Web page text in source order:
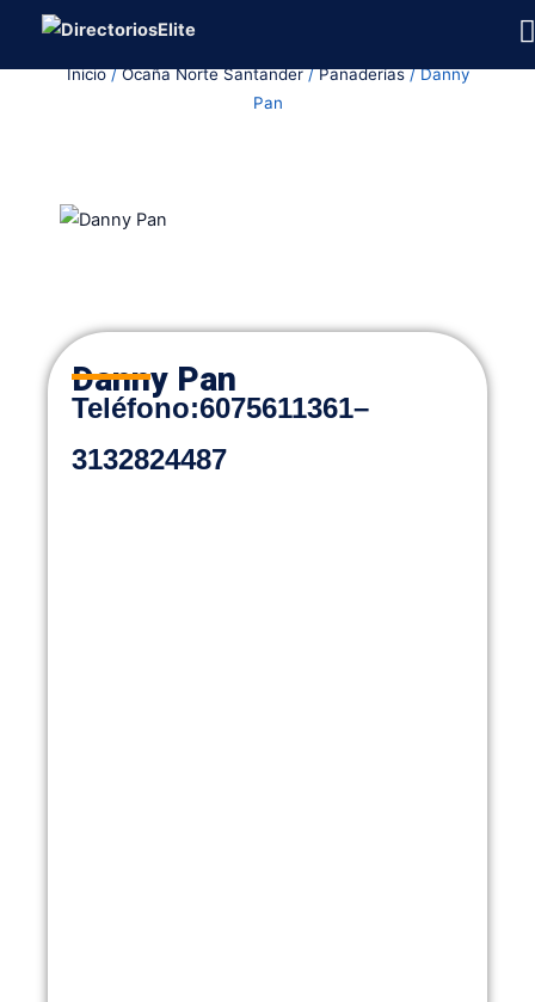
contenidoInicio/Ocaña Norte Santander/Panaderías/ Danny
Pan
Danny Pan
Teléfono:6075611361–
3132824487